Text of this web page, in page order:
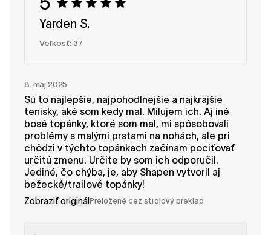
Yarden S.
Veľkosť: 37
8. máj 2025
Sú to najlepšie, najpohodlnejšie a najkrajšie
tenisky, aké som kedy mal. Milujem ich. Aj iné
bosé topánky, ktoré som mal, mi spôsobovali
problémy s malými prstami na nohách, ale pri
chôdzi v týchto topánkach začínam pociťovať
určitú zmenu. Určite by som ich odporučil.
Jediné, čo chýba, je, aby Shapen vytvoril aj
bežecké/trailové topánky!
Zobraziť originál Preložené cez strojový preklad